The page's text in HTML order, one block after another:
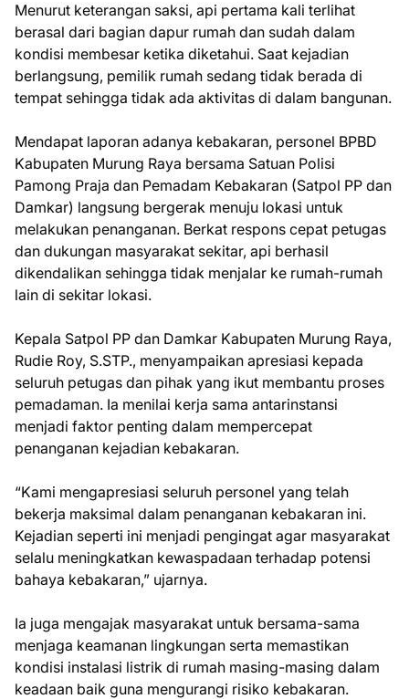
Menurut keterangan saksi, api pertama kali terlihat
berasal dari bagian dapur rumah dan sudah dalam
kondisi membesar ketika diketahui. Saat kejadian
berlangsung, pemilik rumah sedang tidak berada di
tempat sehingga tidak ada aktivitas di dalam bangunan.
Mendapat laporan adanya kebakaran, personel BPBD
Kabupaten Murung Raya bersama Satuan Polisi
Pamong Praja dan Pemadam Kebakaran (Satpol PP dan
Damkar) langsung bergerak menuju lokasi untuk
melakukan penanganan. Berkat respons cepat petugas
dan dukungan masyarakat sekitar, api berhasil
dikendalikan sehingga tidak menjalar ke rumah-rumah
lain di sekitar lokasi.
Kepala Satpol PP dan Damkar Kabupaten Murung Raya,
Rudie Roy, S.STP., menyampaikan apresiasi kepada
seluruh petugas dan pihak yang ikut membantu proses
pemadaman. Ia menilai kerja sama antarinstansi
menjadi faktor penting dalam mempercepat
penanganan kejadian kebakaran.
“Kami mengapresiasi seluruh personel yang telah
bekerja maksimal dalam penanganan kebakaran ini.
Kejadian seperti ini menjadi pengingat agar masyarakat
selalu meningkatkan kewaspadaan terhadap potensi
bahaya kebakaran,” ujarnya.
Ia juga mengajak masyarakat untuk bersama-sama
menjaga keamanan lingkungan serta memastikan
kondisi instalasi listrik di rumah masing-masing dalam
keadaan baik guna mengurangi risiko kebakaran.